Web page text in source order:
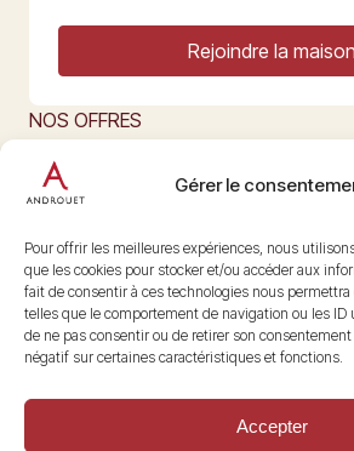
Gérer le
Pour offrir les meilleures expériences, nous
que les cookies pour stocker et/ou accéder aux
fait de consentir à ces technologies nous
telles que le comportement de navigation ou les
de ne pas consentir ou de retirer son
négatif sur certaines caractéristiques et fonctions.
Accepter
Rejoindre la maison
NOS OFFRES
L’ART DU FROMAGE
Nous suivre
@maisonandrouet
Copyright © 2026
Site parMake the